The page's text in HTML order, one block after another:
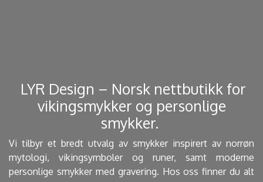
​ LYR Design – Norsk nettbutikk for
vikingsmykker og personlige
smykker. ​
Vi tilbyr et bredt utvalg av smykker inspirert av norrøn
mytologi, vikingsymboler og runer, samt moderne
personlige smykker med gravering. Hos oss finner du alt